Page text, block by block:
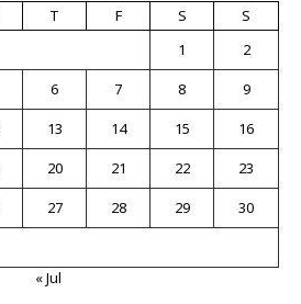
T F S
S
1
2
6 7 8
9
13 14 15
16
20 21 22
23
27 28 29
30
« Jul